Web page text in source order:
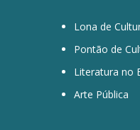
Lona de
Pontão de
Literatura no
Arte Pública